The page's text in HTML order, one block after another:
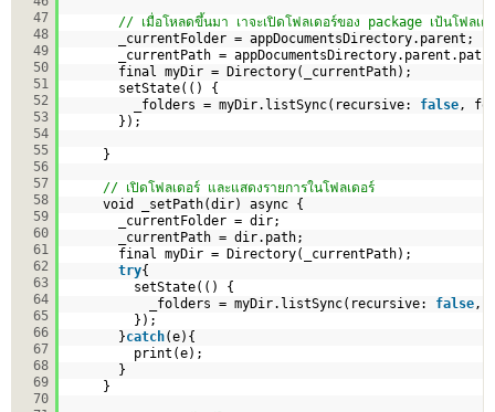
47
48
49
50
51
52
53
54
55
56
57
58
59
60
61
62
63
64
65
66
67
68
69
70
// เมื่อโหลดขึ้นมา เาจะเปิดโฟลเดอร์ของ package เป้นโฟลเด
_currentFolder = appDocumentsDirectory.parent;
_currentPath =
final myDir = Directory(_currentPath);
setState(() {
_folders = myDir.listSync(recursive: false ,
});
}
// เปิดโฟลเดอร์ และแสดงรายการในโฟลเดอร์
void _setPath(dir) async {
_currentFolder = dir;
_currentPath = dir.path;
final myDir = Directory(_currentPath);
try{
setState(() {
_folders = myDir.listSync(recursive: false ,
});
}catch(e){
print(e);
}
}